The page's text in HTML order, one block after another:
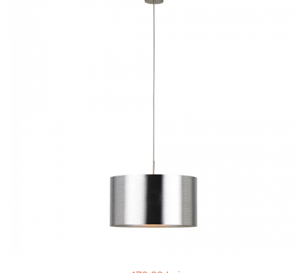
Cabluri tip NHXH E90 Halogen Free